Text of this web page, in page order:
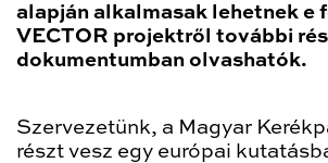
alapján alkalmasak lehetnek e
VECTOR projektről további
dokumentumban olvashatók.
Szervezetünk, a Magyar
részt vesz egy európai